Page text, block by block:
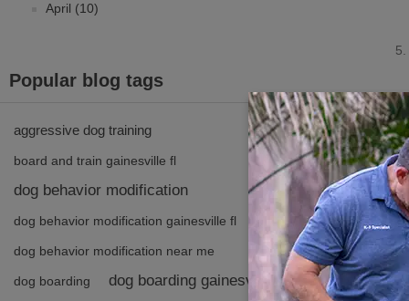
April (10)
Popular blog tags
aggressive dog training
board and train gainesville fl
dog behavior modification
dog behavior modification gainesville fl
dog behavior modification near me
dog boarding dog boarding gainesville fl